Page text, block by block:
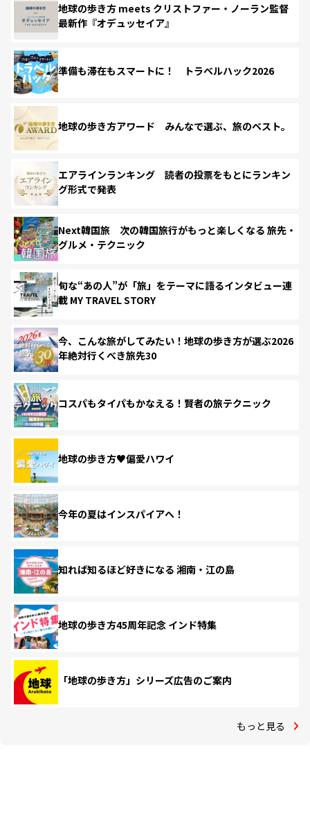
地球の歩き方 meets クリストファー・ノーラン監督
最新作『オデュッセイア』
準備も滞在もスマートに！ トラベルハック2026
地球の歩き方アワード みんなで選ぶ、旅のベスト。
エアラインランキング 読者の投票をもとにランキン
グ形式で発表
Next韓国旅 次の韓国旅行がもっと楽しくなる 旅先・
グルメ・テクニック
旬な“あの人”が「旅」をテーマに語るインタビュー連
載 MY TRAVEL STORY
今、こんな旅がしてみたい！地球の歩き方が選ぶ2026
年絶対行くべき旅先30
コスパもタイパもかなえる！賢者の旅テクニック
地球の歩き方♥偏愛ハワイ
今年の夏はインスパイアへ！
知れば知るほど好きになる 湘南・江の島
地球の歩き方45周年記念 インド特集
「地球の歩き方」シリーズ広告のご案内
もっと見る